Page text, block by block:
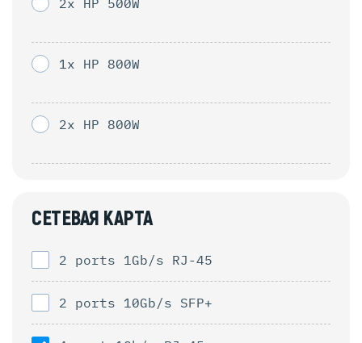
2x HP 500W
1x HP 800W
2x HP 800W
СЕТЕВАЯ КАРТА
2 ports 1Gb/s RJ-45
2 ports 10Gb/s SFP+